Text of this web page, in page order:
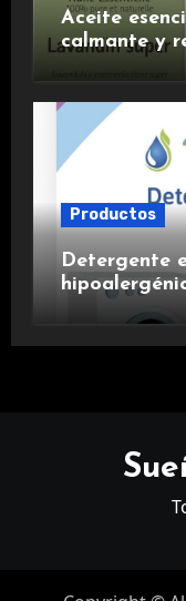
Aceite
calmante y
Productos
Detergente
suavizante